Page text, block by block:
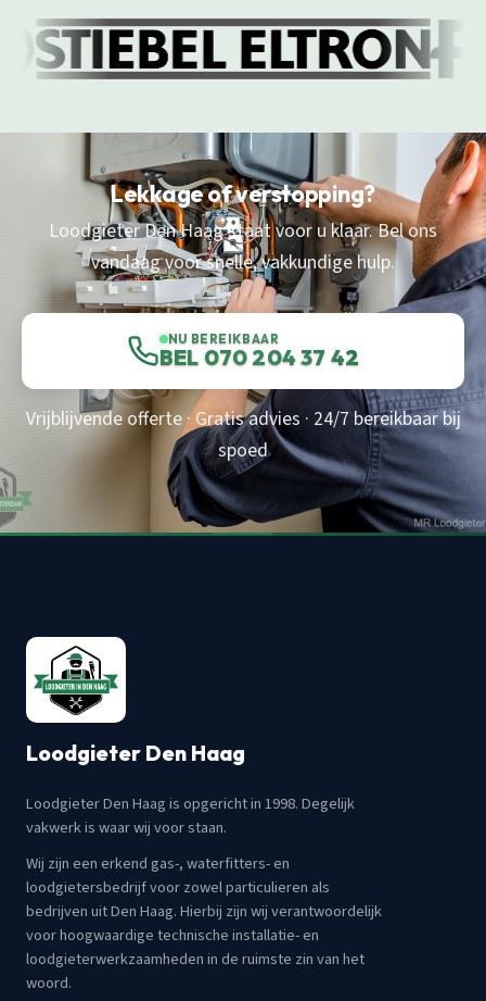
Lekkage of verstopping?
Loodgieter Den Haag staat voor u klaar. Bel ons
vandaag voor snelle, vakkundige hulp.
NU BEREIKBAAR
BEL 070 204 37 42
Vrijblijvende offerte · Gratis advies · 24/7 bereikbaar bij
spoed
Loodgieter Den Haag
Loodgieter Den Haag is opgericht in 1998. Degelijk
vakwerk is waar wij voor staan.
Wij zijn een erkend gas-, waterfitters- en
loodgietersbedrijf voor zowel particulieren als
bedrijven uit Den Haag. Hierbij zijn wij verantwoordelijk
voor hoogwaardige technische installatie- en
loodgieterwerkzaamheden in de ruimste zin van het
woord.